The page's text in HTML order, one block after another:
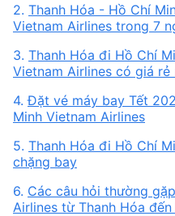
2. Thanh Hóa - Hồ Chí
Vietnam Airlines trong 7
3. Thanh Hóa đi Hồ Chí
Vietnam Airlines có giá
4.Đặt vé máy bay Tết
Minh Vietnam Airlines
5. Thanh Hóa đi Hồ Chí
chặng bay
6. Các câu hỏi thường
Airlines từ Thanh Hóa